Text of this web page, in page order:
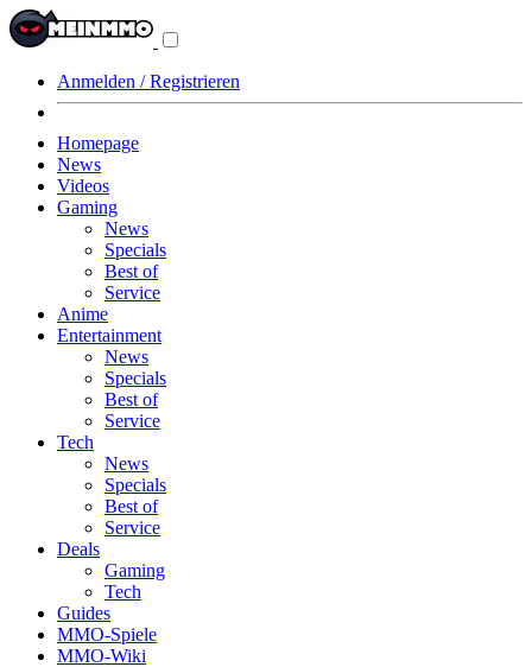
Anmelden / Registrieren
Homepage
News
Videos
Gaming
News
Specials
Best of
Service
Anime
Entertainment
News
Specials
Best of
Service
Tech
News
Specials
Best of
Service
Deals
Gaming
Tech
Guides
MMO-Spiele
MMO-Wiki